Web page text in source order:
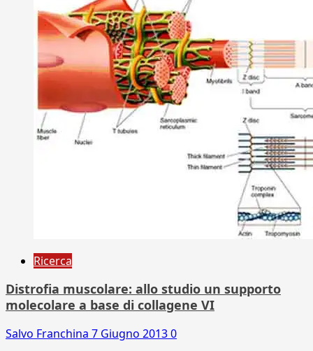
Ricerca
Distrofia muscolare: allo studio un supporto
molecolare a base di collagene VI
Salvo Franchina 7 Giugno 20130